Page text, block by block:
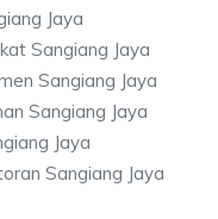
Jaya
Sangiang Jaya
Sangiang Jaya
Sangiang Jaya
Jaya
Sangiang Jaya